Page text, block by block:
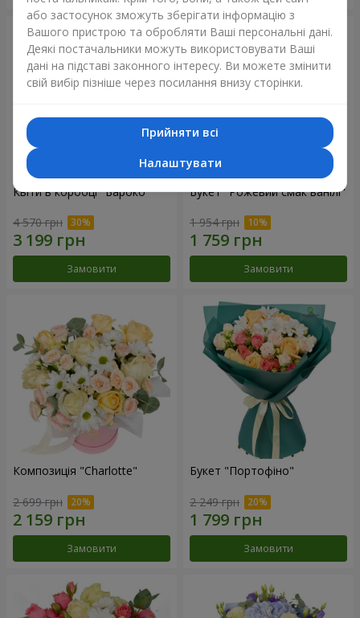
Квіти в коробці "Бароко"
4 570 грн
Замовити
Букет "Рожевий смак ванілі"
1 954 грн
Замовити
Композиція "Charlotte"
2 699 грн
Замовити
Букет "Портофіно"
2 249 грн
Замовити
або застосунок зможуть зберігати інформацію з
Вашого пристрою та обробляти Ваші персональні дані.
Деякі постачальники можуть використовувати Ваші
дані на підставі законного інтересу. Ви можете змінити
свій вибір пізніше через посилання внизу сторінки.
Прийняти всі
Налаштувати